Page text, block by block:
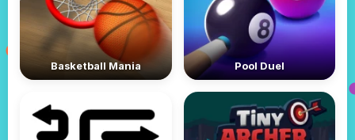
Pool Duel
Basketball Mania